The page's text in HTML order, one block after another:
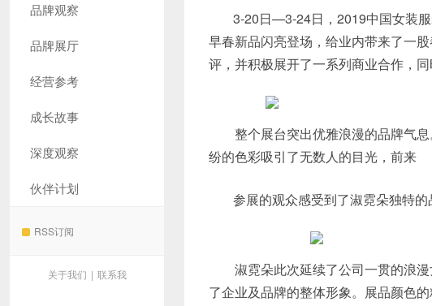
品牌观察
品牌展厅
经营参考
成长故事
深度观察
伙伴计划
RSS订阅
关于我们 | 联系我
3-20日—3-24日，2019中国女装
早春新品闪亮登场，给业内带来了一
评，并积极展开了一系列商业合作，
整个展台突出优雅浪漫的品牌气息
纷的色彩吸引了无数人的目光，前来
参展的观众感受到了淑霓朵独特的
淑霓朵此次延续了公司一贯的浪漫
了企业及品牌的整体形象。展品颜色